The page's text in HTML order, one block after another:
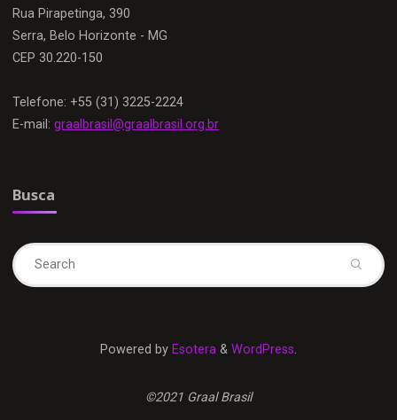
Rua Pirapetinga, 390
Serra, Belo Horizonte - MG
CEP 30.220-150
Telefone: +55 (31) 3225-2224
E-mail:graalbrasil@graalbrasil.org.br
Busca
Powered by Esotera & WordPress.
©2021 Graal Brasil